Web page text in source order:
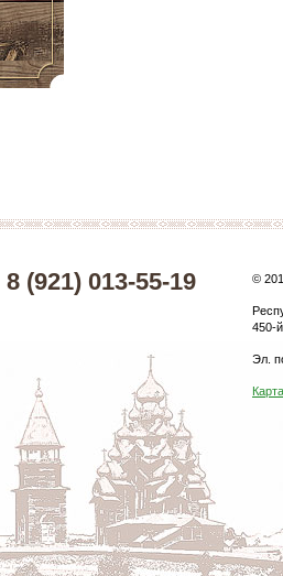
8 (921) 013-55-19 ©
450-
Эл.